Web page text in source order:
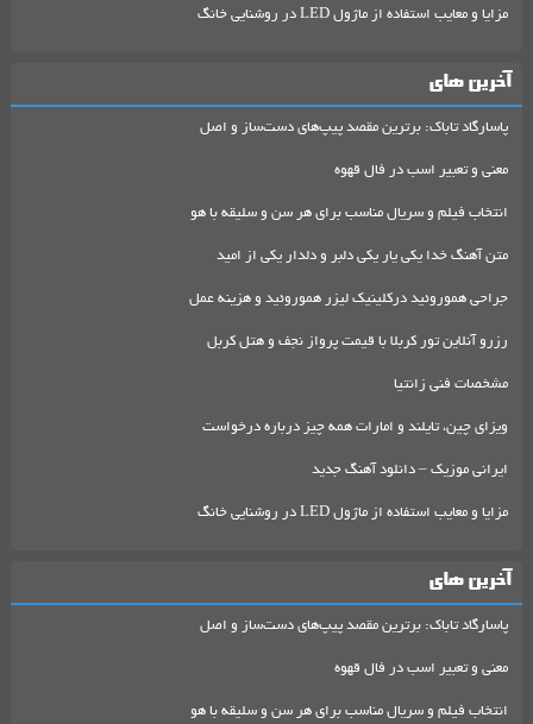
مزایا و معایب استفاده از ماژول LED در روشنایی خانگ
آخرین های
پاسارگاد تاباک: برترین مقصد پیپ‌های دست‌ساز و اصل
معنی و تعبیر اسب در فال قهوه
انتخاب فیلم و سریال مناسب برای هر سن و سلیقه با هو
متن آهنگ خدا یکی یار یکی دلبر و دلدار یکی از امید
جراحی هموروئید درکلینیک لیزر هموروئید و هزینه عمل
رزرو آنلاین تور کربلا با قیمت پرواز نجف و هتل کربل
مشخصات فنی زانتیا
ویزای چین، تایلند و امارات همه چیز درباره درخواست
ایرانی موزیک – دانلود آهنگ جدید
مزایا و معایب استفاده از ماژول LED در روشنایی خانگ
آخرین های
پاسارگاد تاباک: برترین مقصد پیپ‌های دست‌ساز و اصل
معنی و تعبیر اسب در فال قهوه
انتخاب فیلم و سریال مناسب برای هر سن و سلیقه با هو